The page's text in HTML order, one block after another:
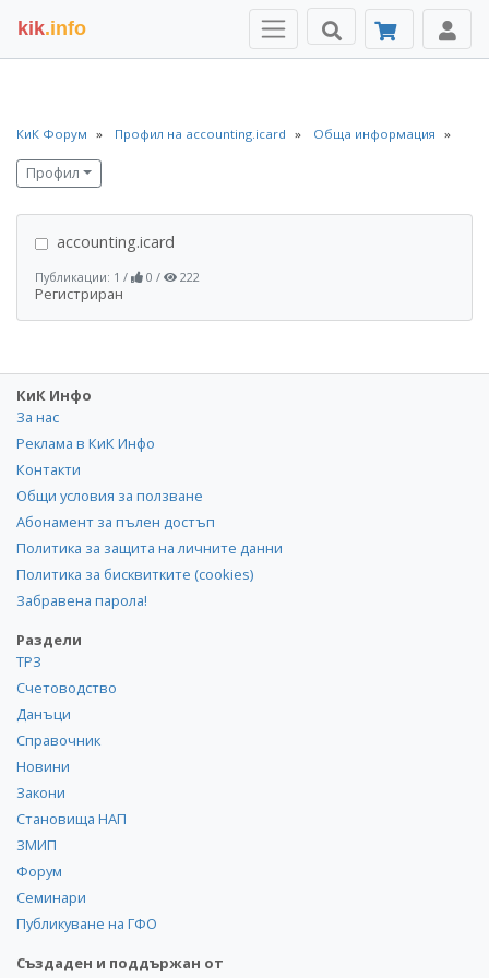
kik.info
КиК Форум Профил на accounting.icard Обща информация
Профил
accounting.icard
Публикации: 1 / 0 / 222
Регистриран
КиК Инфо
За нас
Реклама в КиК Инфо
Контакти
Общи условия за ползване
Абонамент за пълен достъп
Политика за защита на личните данни
Политика за бисквитките (cookies)
Забравена парола!
Раздели
ТРЗ
Счетоводство
Данъци
Справочник
Новини
Закони
Становища НАП
ЗМИП
Форум
Семинари
Публикуване на ГФО
Създаден и поддържан от